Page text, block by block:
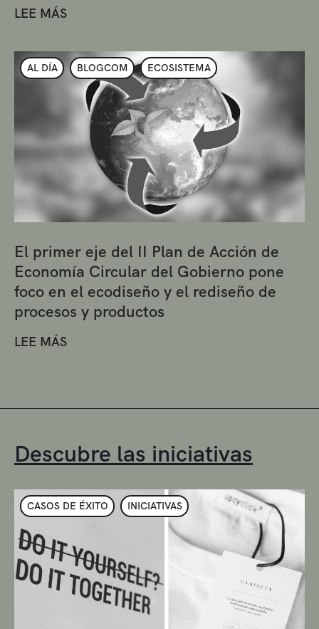
LEE MÁS
AL DÍA BLOGCOM ECOSISTEMA
El primer eje del II Plan de Acción de
Economía Circular del Gobierno pone
foco en el ecodiseño y el rediseño de
procesos y productos
LEE MÁS
Descubre las iniciativas
CASOS DE ÉXITO INICIATIVAS